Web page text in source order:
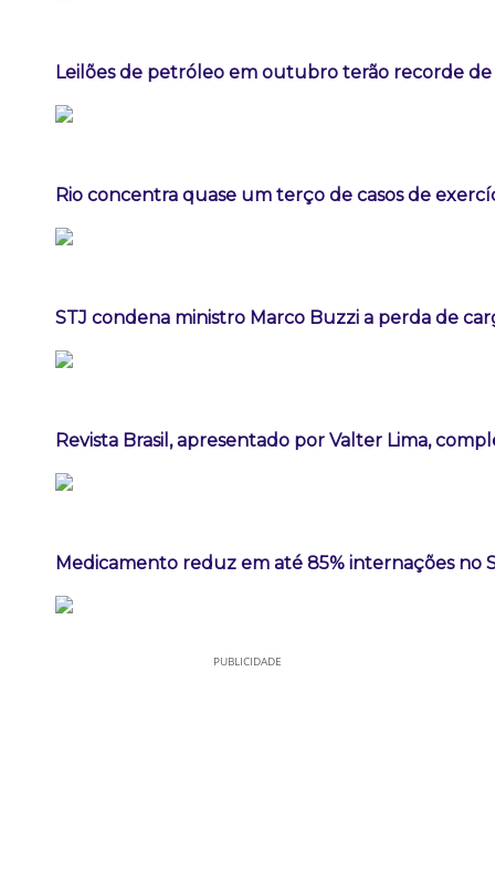
Leilões de petróleo em outubro terão recorde de
Rio concentra quase um terço de casos de
STJ condena ministro Marco Buzzi a perda de
Revista Brasil, apresentado por Valter Lima,
Medicamento reduz em até 85% internações no
PUBLICIDADE